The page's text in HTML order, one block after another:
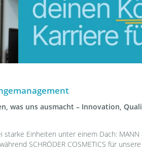
was uns ausmacht – Innovation,
starke Einheiten unter einem Dach: MANN
SCHRÖDER COSMETICS für